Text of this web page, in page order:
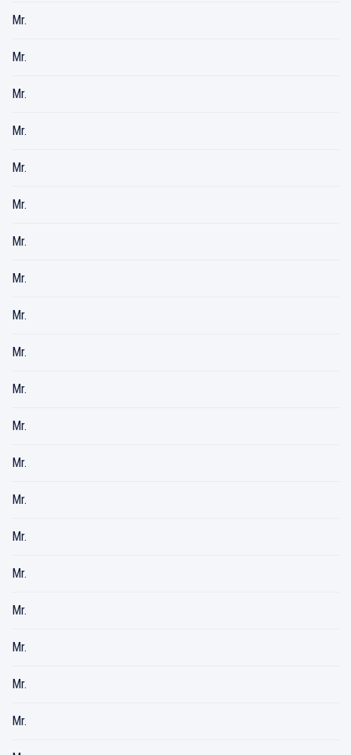
Mr.
Mr.
Mr.
Mr.
Mr.
Mr.
Mr.
Mr.
Mr.
Mr.
Mr.
Mr.
Mr.
Mr.
Mr.
Mr.
Mr.
Mr.
Mr.
Mr.